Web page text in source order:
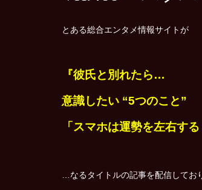
とある総合エンタメ情報サイトが
『彼氏と別れたら…
意識したい “5つのこと”
「スマホは運勢を左右する
…なるタイトルの記事を配信してお